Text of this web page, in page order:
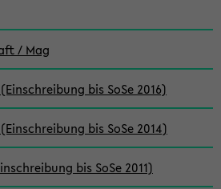
/ Mag
bis SoSe 2016)
bis SoSe 2014)
bis SoSe 2011)